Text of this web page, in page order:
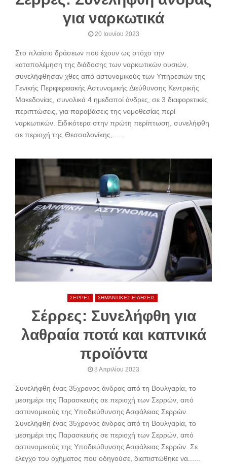
για ναρκωτικά
20 Ιουνίου 2023
Στο πλαίσιο δράσεων που έχουν ως στόχο την
καταπολέμηση της διάδοσης των ναρκωτικών ουσιών,
συνελήφθησαν χθες από αστυνομικούς των Υπηρεσιών της
Γενικής Περιφερειακής Αστυνομικής Διεύθυνσης Κεντρικής
Μακεδονίας, συνολικά 4 ημεδαποί άνδρες, σε 3 διαφορετικές
περιπτώσεις, για παραβάσεις της νομοθεσίας περί
ναρκωτικών. Ειδικότερα στην πρώτη περίπτωση, συνελήφθη
σε περιοχή της Θεσσαλονίκης,......
ΣΕΡΡΕΣ ΣΗΜΑΝΤΙΚΕΣ ΕΙΔΗΣΕΙΣ
Σέρρες: Συνελήφθη για
λαθραία ποτά και καπνικά
προϊόντα
8 Απριλίου 2023
Συνελήφθη ένας 35χρονος άνδρας από τη Βουλγαρία, το
μεσημέρι της Παρασκευής σε περιοχή των Σερρών, από
αστυνομικούς της Υποδιεύθυνσης Ασφάλειας Σερρών.
Συνελήφθη ένας 35χρονος άνδρας από τη Βουλγαρία, το
μεσημέρι της Παρασκευής σε περιοχή των Σερρών, από
αστυνομικούς της Υποδιεύθυνσης Ασφάλειας Σερρών. Σε
έλεγχο του οχήματος που οδηγούσε, διαπιστώθηκε να......